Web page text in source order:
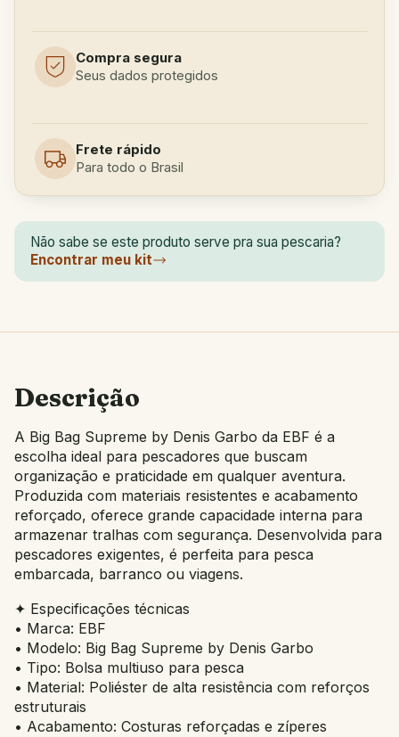
Compra segura
Seus dados protegidos
Frete rápido
Para todo o Brasil
Não sabe se este produto serve pra sua pescaria?
Encontrar meu kit
Descrição
A Big Bag Supreme by Denis Garbo da EBF é a
escolha ideal para pescadores que buscam
organização e praticidade em qualquer aventura.
Produzida com materiais resistentes e acabamento
reforçado, oferece grande capacidade interna para
armazenar tralhas com segurança. Desenvolvida para
pescadores exigentes, é perfeita para pesca
embarcada, barranco ou viagens.
✦ Especificações técnicas
• Marca: EBF
• Modelo: Big Bag Supreme by Denis Garbo
• Tipo: Bolsa multiuso para pesca
• Material: Poliéster de alta resistência com reforços
estruturais
• Acabamento: Costuras reforçadas e zíperes